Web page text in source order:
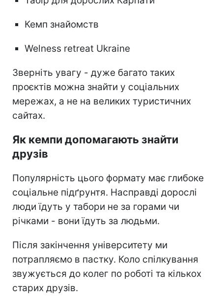
Кемп знайомств
Welness retreat Ukraine
Зверніть увагу - дуже багато таких
проєктів можна знайти у соціальних
мережах, а не на великих туристичних
сайтах.
Як кемпи допомагають знайти
друзів
Популярність цього формату має глибоке
соціальне підґрунтя. Насправді дорослі
люди їдуть у табори не за горами чи
річками - вони їдуть за людьми.
Після закінчення університету ми
потрапляємо в пастку. Коло спілкування
звужується до колег по роботі та кількох
старих друзів.